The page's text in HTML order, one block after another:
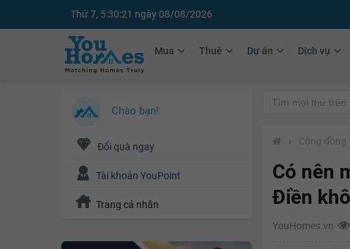
Thứ 7, 5:30:22 ngày 08/08/2026
Mua Thuê Dự án Dịch vụ
Chào bạn!
Đổi quà ngay
Tài khoản YouPoint
Trang cá nhân
› Cộng đồng
Có nên
Điền
YouHomes.vn